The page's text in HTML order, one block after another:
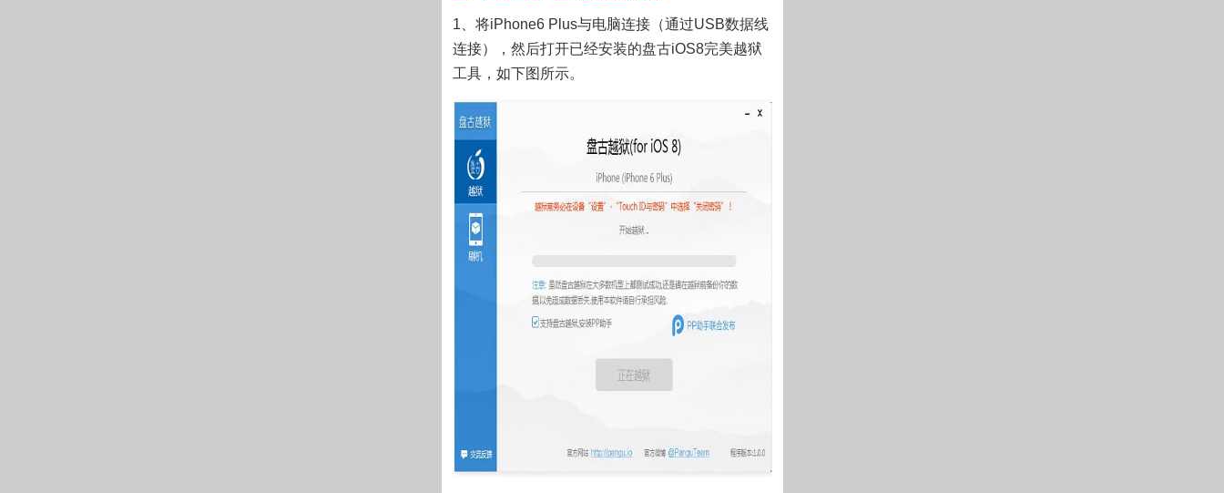
1、将iPhone6 Plus与电脑连接（通过USB数据线
连接），然后打开已经安装的盘古iOS8完美越狱
工具，如下图所示。